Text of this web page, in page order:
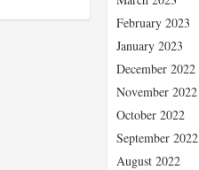
February 2023
January 2023
December 2022
November 2022
October 2022
September 2022
August 2022